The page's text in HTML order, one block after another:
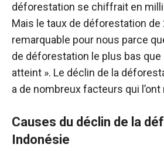
déforestation se chiffrait en
Mais le taux de déforestation de
remarquable pour nous parce
de déforestation le plus bas
atteint ». Le déclin de la
a de nombreux facteurs qui
Causes du déclin de la
Indonésie